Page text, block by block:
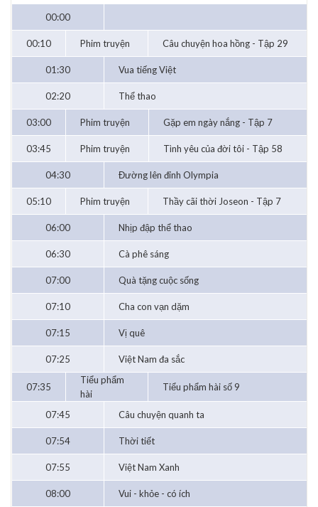
00:00
00:10 Phim truyện Câu chuyện hoa hồng - Tập 29
01:30 Vua tiếng Việt
02:20 Thể thao
03:00 Phim truyện Gặp em ngày nắng - Tập 7
03:45 Phim truyện Tình yêu của đời tôi - Tập 58
04:30 Đường lên đỉnh Olympia
05:10 Phim truyện Thầy cãi thời Joseon - Tập 7
06:00 Nhịp đập thể thao
06:30 Cà phê sáng
07:00 Quà tặng cuộc sống
07:10 Cha con vạn dặm
07:15 Vị quê
07:25 Việt Nam đa sắc
07:35
Tiểu phẩm
hài
Tiểu phẩm hài số 9
07:45 Câu chuyện quanh ta
07:54 Thời tiết
07:55 Việt Nam Xanh
08:00 Vui - khỏe - có ích